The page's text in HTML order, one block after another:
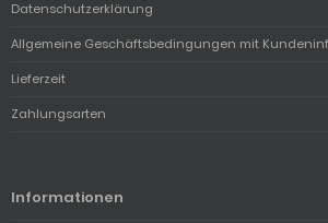
Datenschutzerklärung
Allgemeine Geschäftsbedingungen mit
Lieferzeit
Zahlungsarten
Informationen